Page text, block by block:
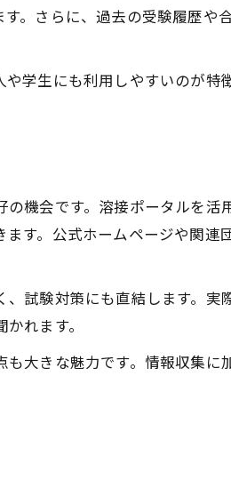
格に必要な試験対策の全体像
古屋会場の傾向と対策まとめ
でつまずかないポイント解説
。さらに、過去の受験履歴
学生にも利用しやすいのが
機会です。溶接ポータルを
す。公式ホームページや関
試験対策にも直結します。
れます。
大きな魅力です。情報収集